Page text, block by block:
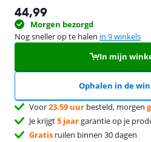
44,99
Morgen bezorgd
Nog sneller op te halen in 9 winkels
In mijn
Ophalen in de
Voor23.59 uur besteld, morgen
Je krijgt5 jaargarantie op je
Gratis ruilen binnen 30 dagen